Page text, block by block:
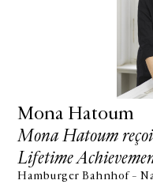
Mona Hatoum
Mona Hatoum
Lifetime
Hamburger Bahnhof –